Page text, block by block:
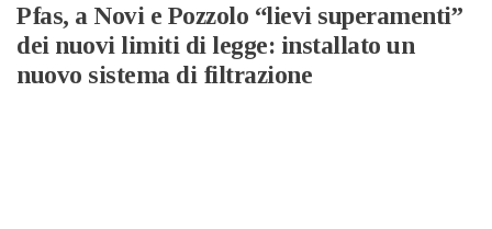
Pfas, a Novi e Pozzolo “lievi superamenti”
dei nuovi limiti di legge: installato un
nuovo sistema di filtrazione